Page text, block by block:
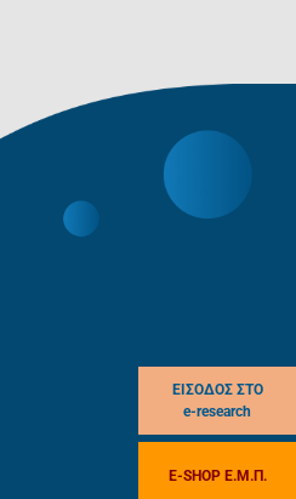
ΕΙΣΟΔΟΣ ΣΤΟ
e-research
E-SHOP Ε.Μ.Π.